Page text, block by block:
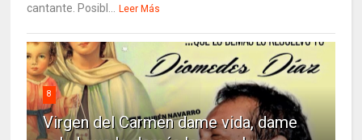
cantante. Posibl...
Leer Más
8
Virgen del Carmen dame vida, dame